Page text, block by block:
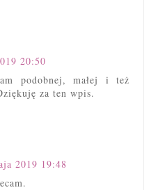
20:50
podobnej, małej i też
za ten wpis.
2019 19:48